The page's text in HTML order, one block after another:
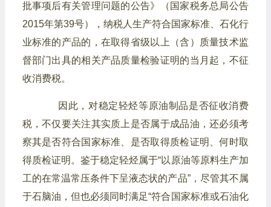
批事项后有关管理问题的公告》（国家税务总局公告
2015年第39号），纳税人生产符合国家标准、石化行
业标准的产品的，在取得省级以上（含）质量技术监
督部门出具的相关产品质量检验证明的当月起，不征
收消费税。
因此，对稳定轻烃等原油制品是否征收消费
税，不仅要关注其实质上是否属于成品油，还必须考
察其是否符合国家标准、是否取得质检证明、何时取
得质检证明。鉴于稳定轻烃属于“以原油等原料生产加
工的在常温常压条件下呈液态状的产品”，尽管其不属
于石脑油，但也必须同时满足“符合国家标准或石油化